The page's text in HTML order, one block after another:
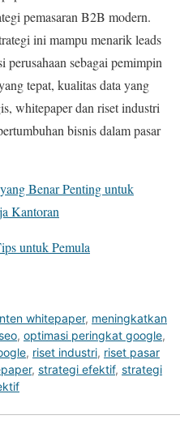
pemasaran B2B modern.
ini mampu menarik leads
perusahaan sebagai pemimpin
tepat, kualitas data yang
whitepaper dan riset industri
bisnis dalam pasar
Benar Penting untuk
Kantoran
untuk Pemula
whitepaper, meningkatkan
, optimasi peringkat google,
, riset industri, riset pasar
, strategi efektif, strategi